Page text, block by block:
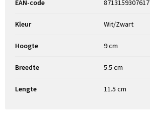
EAN-code 8713159307617
Kleur Wit/Zwart
Hoogte 9 cm
Breedte 5.5 cm
Lengte 11.5 cm